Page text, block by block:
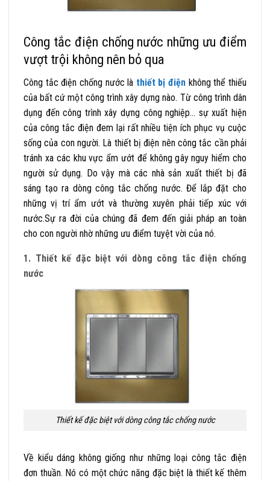
Công tắc điện chống nước những ưu điểm
vượt trội không nên bỏ qua
Công tắc điện chống nước là thiết bị điện không thể thiếu
của bất cứ một công trình xây dựng nào. Từ công trình dân
dụng đến công trình xây dựng công nghiệp… sự xuất hiện
của công tắc điện đem lại rất nhiều tiện ích phục vụ cuộc
sống của con người. Là thiết bị điện nên công tắc cần phải
tránh xa các khu vực ẩm ướt để không gây nguy hiểm cho
người sử dụng. Do vậy mà các nhà sản xuất thiết bị đã
sáng tạo ra dòng công tắc chống nước. Để lắp đặt cho
những vị trí ẩm ướt và thường xuyên phải tiếp xúc với
nước.Sự ra đời của chúng đã đem đến giải pháp an toàn
cho con người nhờ những ưu điểm tuyệt vời của nó.
1. Thiết kế đặc biệt với dòng công tắc điện chống
nước
Thiết kế đặc biệt với dòng công tắc chống nước
Về kiểu dáng không giống như những loại công tắc điện
đơn thuần. Nó có một chức năng đặc biệt là thiết kế thêm